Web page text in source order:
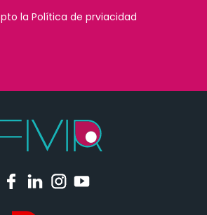
la Política de prviacidad